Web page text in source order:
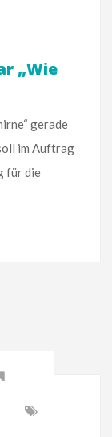
„Wie
gerade
im Auftrag
für die